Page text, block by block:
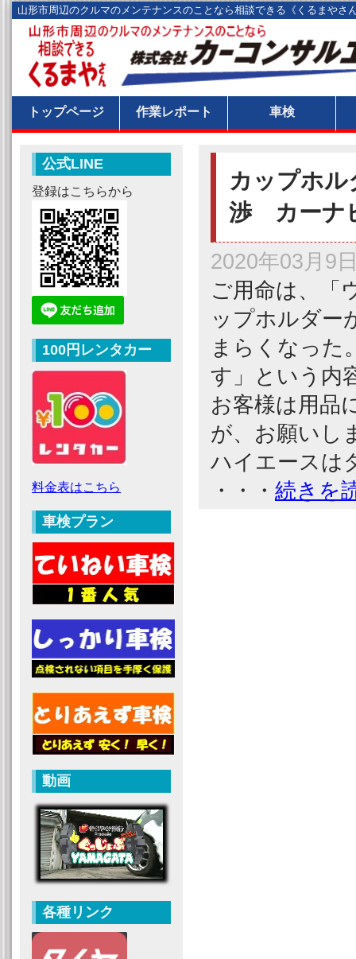
山形市周辺のクルマのメンテナンスのことなら相談できる《くるまや
トップページ 作業レポート 車検
カップホ
渉 カーナ
2020年03月9
ご用命は、「
ップホルダー
まらくなった
す」という内
お客様は用品
が、お願いし
ハイエースは
・・・ 続きを
公式LINE
登録はこちらから
100円レンタカー
料金表はこちら
車検プラン
動画
各種リンク